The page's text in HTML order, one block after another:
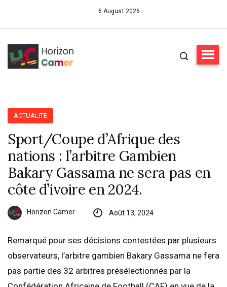
6 August 2026
ACTUALITE
Sport/Coupe d’Afrique des
nations : l’arbitre Gambien
Bakary Gassama ne sera pas en
côte d’ivoire en 2024.
Horizon Camer Août 13, 2024
Remarqué pour ses décisions contestées par plusieurs
observateurs, l’arbitre gambien Bakary Gassama ne fera
pas partie des 32 arbitres présélectionnés par la